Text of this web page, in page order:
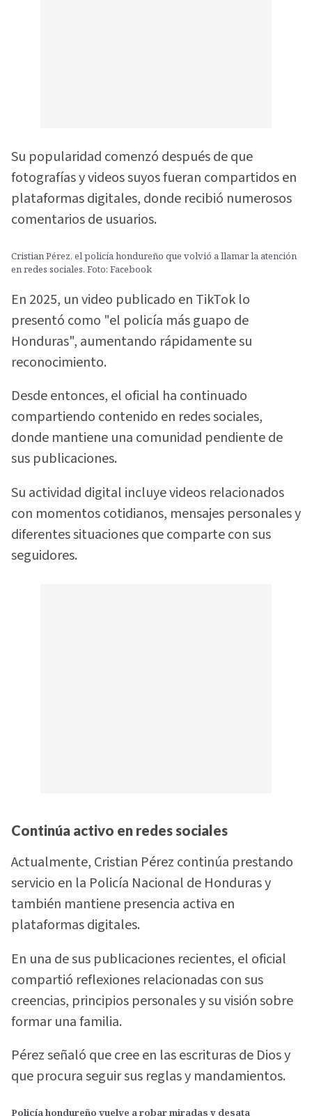
Su popularidad comenzó después de que
fotografías y videos suyos fueran compartidos en
plataformas digitales, donde recibió numerosos
comentarios de usuarios.
Cristian Pérez, el policía hondureño que volvió a llamar la atención
en redes sociales. Foto: Facebook
En 2025, un video publicado en TikTok lo
presentó como "el policía más guapo de
Honduras", aumentando rápidamente su
reconocimiento.
Desde entonces, el oficial ha continuado
compartiendo contenido en redes sociales,
donde mantiene una comunidad pendiente de
sus publicaciones.
Su actividad digital incluye videos relacionados
con momentos cotidianos, mensajes personales y
diferentes situaciones que comparte con sus
seguidores.
Continúa activo en redes sociales
Actualmente, Cristian Pérez continúa prestando
servicio en la Policía Nacional de Honduras y
también mantiene presencia activa en
plataformas digitales.
En una de sus publicaciones recientes, el oficial
compartió reflexiones relacionadas con sus
creencias, principios personales y su visión sobre
formar una familia.
Pérez señaló que cree en las escrituras de Dios y
que procura seguir sus reglas y mandamientos.
Policía hondureño vuelve a robar miradas y desata